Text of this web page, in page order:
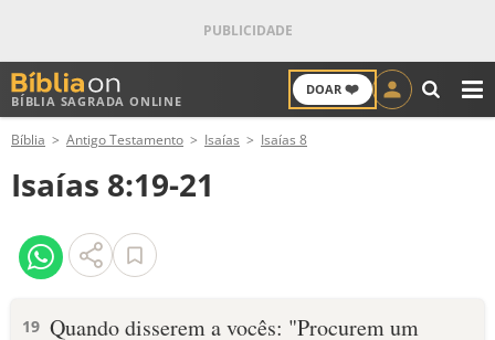
BÍBLIA SAGRADA ONLINE
DOAR ❤️
ANTIGO TESTAMENTO
NOVO TESTAMENTO
VERSÍCULOS
Bíblia Antigo Testamento Isaías Isaías 8
Isaías 8:19-21
19 Quando disserem a vocês: "Procurem um